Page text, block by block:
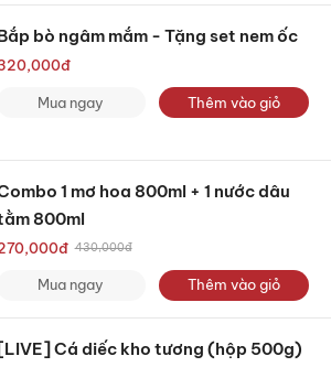
bò ngâm mắm - Tặng set nem ốc
đ
Mua ngay Thêm vào giỏ
1 mơ hoa 800ml + 1 nước dâu
800ml
đ 430,000đ
Mua ngay Thêm vào giỏ
Cá diếc kho tương (hộp 500g)